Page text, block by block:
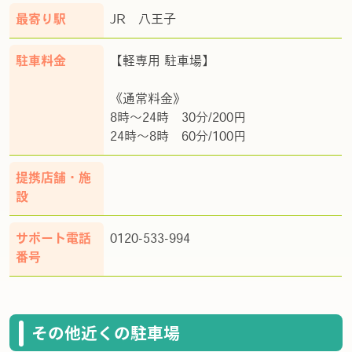
最寄り駅 JR 八王子
駐車料金 【軽専用 駐車場】
《通常料金》
8時〜24時 30分/200円
24時〜8時 60分/100円
提携店舗・施
設
サポート電話
番号
0120-533-994
その他近くの駐車場